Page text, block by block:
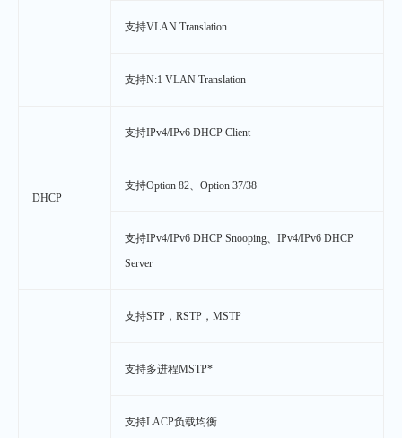
支持VLAN Translation
支持N:1 VLAN Translation
DHCP
支持IPv4/IPv6 DHCP Client
支持Option 82、Option 37/38
支持IPv4/IPv6 DHCP Snooping、IPv4/IPv6 DHCP
Server
支持STP，RSTP，MSTP
支持多进程MSTP*
支持LACP负载均衡